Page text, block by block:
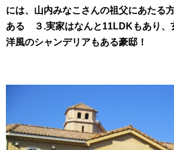
には、山内みなこさんの祖父にあたる
ある ３.実家はなんと11LDKもあり、
洋風のシャンデリアもある豪邸！